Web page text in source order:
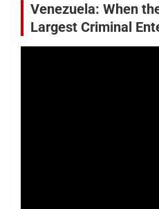
Venezuela: When
Largest Criminal